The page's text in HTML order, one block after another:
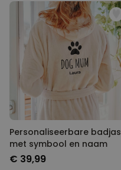
Personaliseerbare badjas
met symbool en naam
€ 39,99